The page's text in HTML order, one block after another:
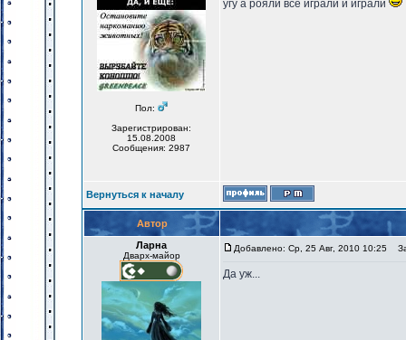
Пол:
Зарегистрирован:
15.08.2008
Сообщения: 2987
угу а рояли все играли и играли
Вернуться к началу
Автор
Ларна
Дварх-майор
Добавлено: Ср, 25 Авг, 2010 10:25
Да уж...